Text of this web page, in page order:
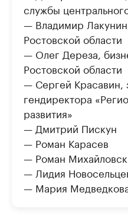
службы
— Владимир
Ростовской области
— Олег Дереза,
Ростовской области
— Сергей Красавин,
гендиректора
развития»
— Дмитрий Пискун
— Роман Карасев
— Роман
— Лидия
— Мария